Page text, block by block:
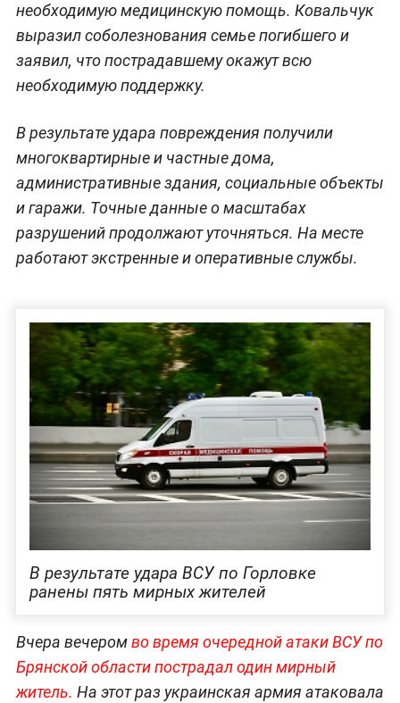
необходимую медицинскую помощь. Ковальчук
выразил соболезнования семье погибшего и
заявил, что пострадавшему окажут всю
необходимую поддержку.
В результате удара повреждения получили
многоквартирные и частные дома,
административные здания, социальные объекты
и гаражи. Точные данные о масштабах
разрушений продолжают уточняться. На месте
работают экстренные и оперативные службы.
В результате удара ВСУ по Горловке
ранены пять мирных жителей
Вчера вечеромво время очередной атаки ВСУ по
Брянской области пострадал один мирный
житель. На этот раз украинская армия атаковала